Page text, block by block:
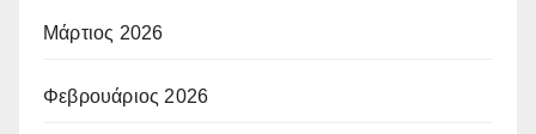
Μάρτιος 2026
Φεβρουάριος 2026